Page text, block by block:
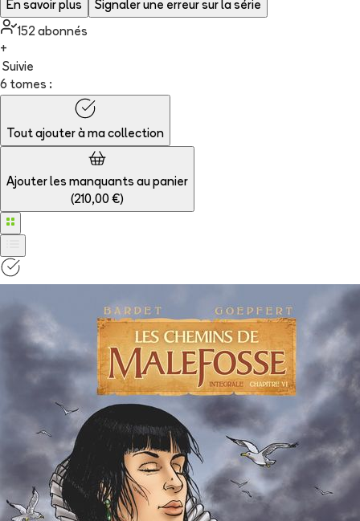
En savoir plus Signaler une erreur sur la série
152 abonnés
+
Suivie
6 tomes :
Tout ajouter à ma collection
Ajouter les manquants au panier
(210,00 €)